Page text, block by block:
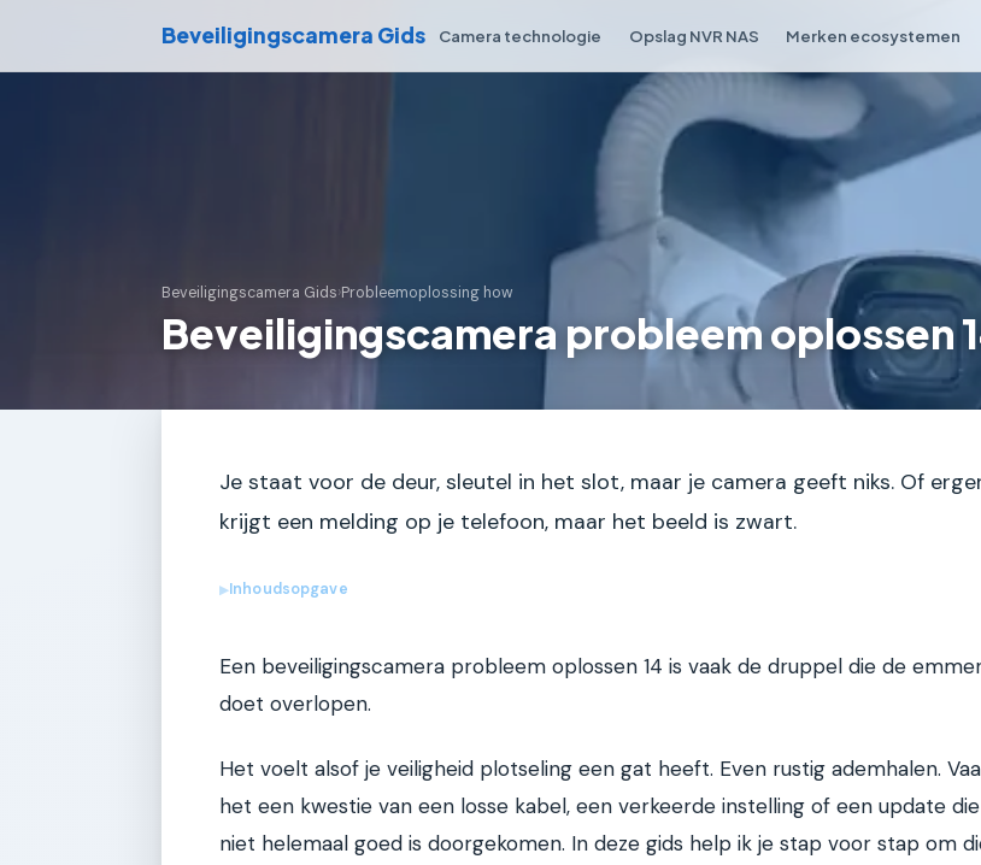
Beveiligingscamera Gids Camera technologie Opslag NVR NAS Merken ecosystemen
Beveiligingscamera Gids›Probleemoplossing how
Beveiligingscamera probleem oplossen
Je staat voor de deur, sleutel in het slot, maar je camera geeft niks. Of
krijgt een melding op je telefoon, maar het beeld is zwart.
▶Inhoudsopgave
Een beveiligingscamera probleem oplossen 14 is vaak de druppel die de
doet overlopen.
Het voelt alsof je veiligheid plotseling een gat heeft. Even rustig ademhalen.
het een kwestie van een losse kabel, een verkeerde instelling of een update die
niet helemaal goed is doorgekomen. In deze gids help ik je stap voor stap om